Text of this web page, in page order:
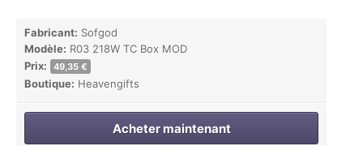
Fabricant: Sofgod
Modèle: R03 218W TC Box MOD
Prix:
49,35 €
Boutique: Heavengifts
Acheter maintenant